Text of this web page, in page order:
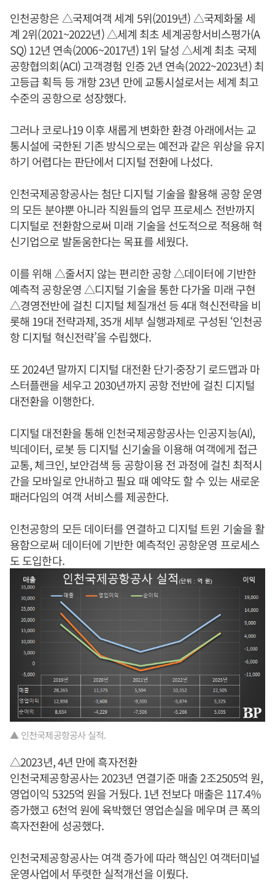
인천공항은 △국제여객 세계 5위(2019년) △국제화물 세
계 2위(2021~2022년) △세계 최초 세계공항서비스평가(A
SQ) 12년 연속(2006~2017년) 1위 달성 △세계 최초 국제
공항협의회(ACI) 고객경험 인증 2년 연속(2022~2023년) 최
고등급 획득 등 개항 23년 만에 교통시설로서는 세계 최고
수준의 공항으로 성장했다.
그러나 코로나19 이후 새롭게 변화한 환경 아래에서는 교
통시설에 국한된 기존 방식으로는 예전과 같은 위상을 유지
하기 어렵다는 판단에서 디지털 전환에 나섰다.
인천국제공항공사는 첨단 디지털 기술을 활용해 공항 운영
의 모든 분야뿐 아니라 직원들의 업무 프로세스 전반까지
디지털로 전환함으로써 미래 기술을 선도적으로 적용해 혁
신기업으로 발돋움한다는 목표를 세웠다.
이를 위해 △줄서지 않는 편리한 공항 △데이터에 기반한
예측적 공항운영 △디지털 기술을 통한 다가올 미래 구현
△경영전반에 걸친 디지털 체질개선 등 4대 혁신전략을 비
롯해 19대 전략과제, 35개 세부 실행과제로 구성된 ‘인천공
항 디지털 혁신전략’을 수립했다.
또 2024년 말까지 디지털 대전환 단기·중장기 로드맵과 마
스터플랜을 세우고 2030년까지 공항 전반에 걸친 디지털
대전환을 이행한다.
디지털 대전환을 통해 인천국제공항공사는 인공지능(AI),
빅데이터, 로봇 등 디지털 신기술을 이용해 여객에게 접근
교통, 체크인, 보안검색 등 공항이용 전 과정에 걸친 최적시
간을 모바일로 안내하고 필요 때 예약도 할 수 있는 새로운
패러다임의 여객 서비스를 제공한다.
인천공항의 모든 데이터를 연결하고 디지털 트윈 기술을 활
용함으로써 데이터에 기반한 예측적인 공항운영 프로세스
도 도입한다.
▲ 인천국제공항공사 실적.
△2023년, 4년 만에 흑자전환
인천국제공항공사는 2023년 연결기준 매출 2조2505억 원,
영업이익 5325억 원을 거뒀다. 1년 전보다 매출은 117.4%
증가했고 6천억 원에 육박했던 영업손실을 메우며 큰 폭의
흑자전환에 성공했다.
인천국제공항공사는 여객 증가에 따라 핵심인 여객터미널
운영사업에서 뚜렷한 실적개선을 이뤘다.